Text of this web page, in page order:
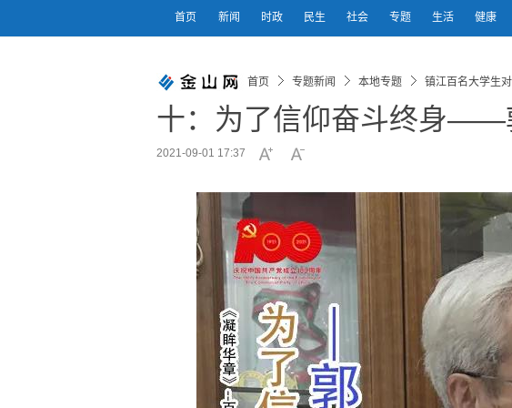
首页 新闻 时政 民生 社会 专题 生活 健康
首页 专题新闻 本地专题 镇江百名大学生
十：为了信仰奋斗终身——
2021-09-01 17:37